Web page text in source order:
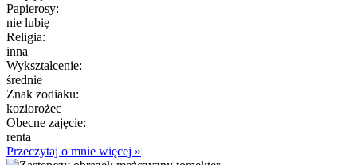
Papierosy:
nie lubię
Religia:
inna
Wykształcenie:
średnie
Znak zodiaku:
koziorożec
Obecne zajęcie:
renta
Przeczytaj o mnie więcej »